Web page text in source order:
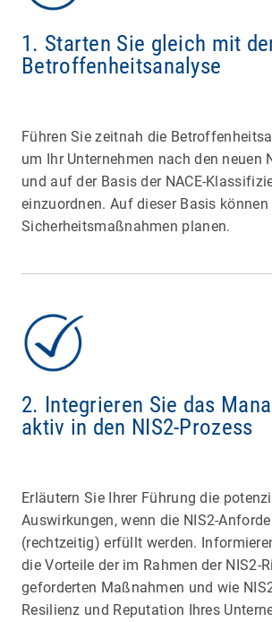
1. Starten Sie gleich mit
Betroffenheitsanalyse
Führen Sie zeitnah die
um Ihr Unternehmen nach den neuen
und auf der Basis der NACE-
einzuordnen. Auf dieser Basis können
Sicherheitsmaßnahmen planen.
2. Integrieren Sie das
aktiv in den NIS2-Prozess
Erläutern Sie Ihrer Führung die
Auswirkungen, wenn die NIS2-
(rechtzeitig) erfüllt werden.
die Vorteile der im Rahmen der NIS2-
geforderten Maßnahmen und wie
Resilienz und Reputation Ihres